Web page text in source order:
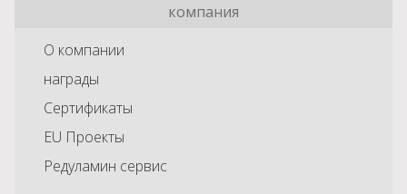
компания
О компании
награды
Сертификаты
EU Проекты
Редуламин сервис